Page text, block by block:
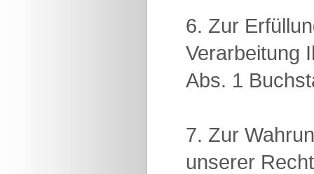
6. Zur
Verarbeitung
Abs. 1
7. Zur
unserer